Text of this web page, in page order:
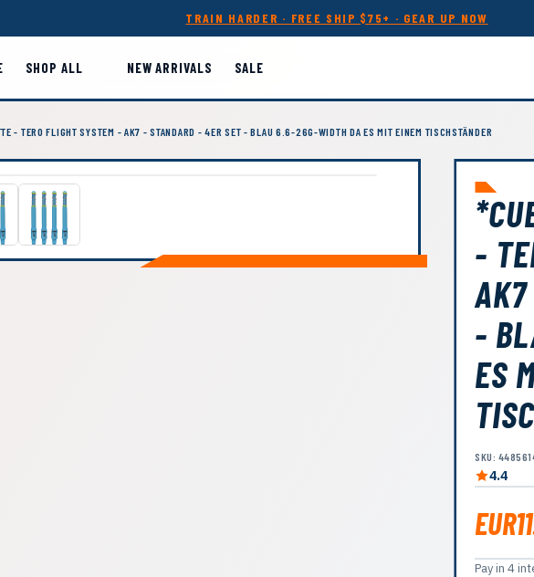
TRAIN HARDER · FREE SHIP $75+ · GEAR UP NOW
SHOP ALL NEW ARRIVALS SALE
- TERO FLIGHT SYSTEM - AK7 - STANDARD - 4ER SET - BLAU 6.6-26G-WIDTH DA ES MIT EINEM TISCHSTÄNDER
-
-
ES
SKU:
4.4
Pay in 4